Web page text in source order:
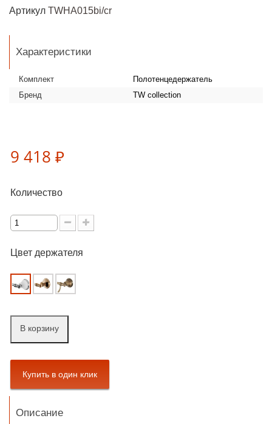
Артикул TWHA015bi/cr
Характеристики
Комплект
Полотенцедержатель
Бренд
TW collection
9 418 ₽
Количество
Цвет держателя
В корзину
Описание